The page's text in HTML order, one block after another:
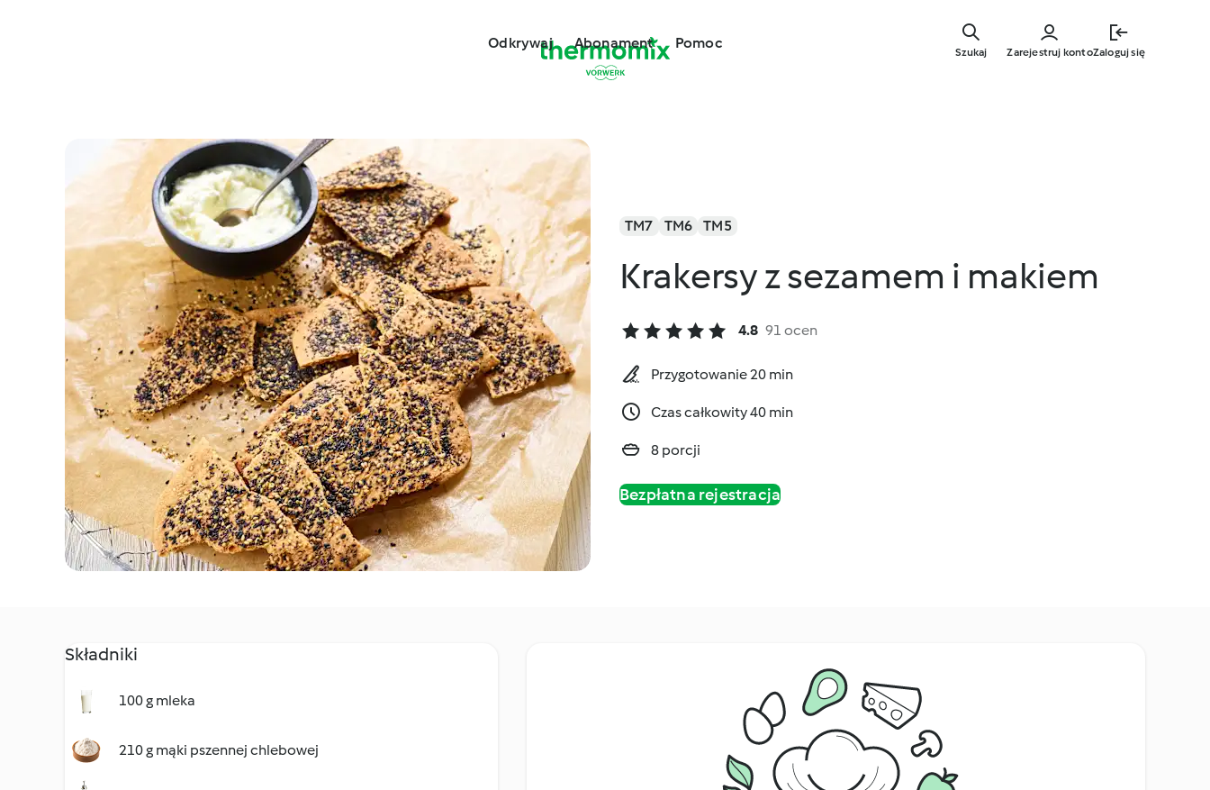
głównej
Odkrywaj Abonament Pomoc
Zarejestruj kontoZaloguj się
Szukaj
TM7 TM6 TM5
Krakersy z sezamem i makiem
4.8 91 ocen
Przygotowanie 20 min
Czas całkowity 40 min
8 porcji
Bezpłatna rejestracja
Składniki
100 g mleka
210 g mąki pszennej chlebowej